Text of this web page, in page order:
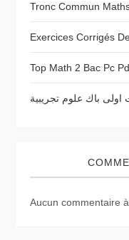
l
’
a
i
Tronc Commun
Exercices Corrigés
Top Math 2 Bac Pc
Aucun commentaire